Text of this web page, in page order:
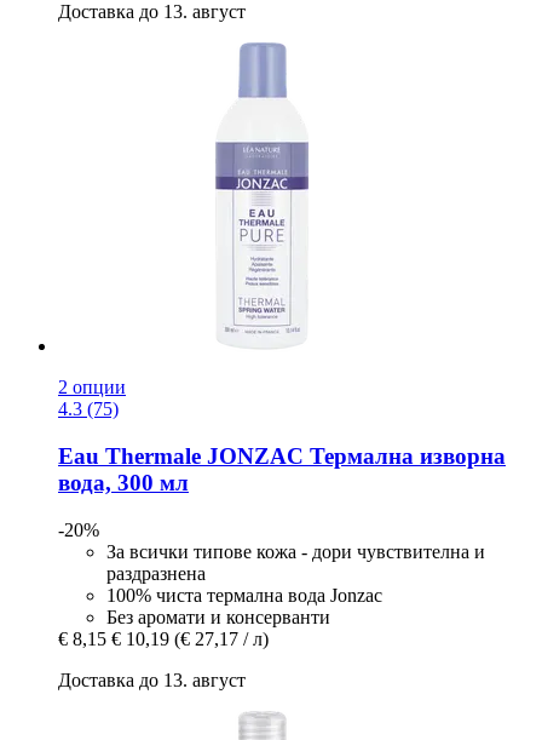
Доставка до 13. август
2 опции
4.3 (75)
Eau Thermale JONZAC Термална изворна
вода, 300 мл
-20%
За всички типове кожа - дори чувствителна и
раздразнена
100% чиста термална вода Jonzac
Без аромати и консерванти
€ 8,15 € 10,19 (€ 27,17 / л)
Доставка до 13. август